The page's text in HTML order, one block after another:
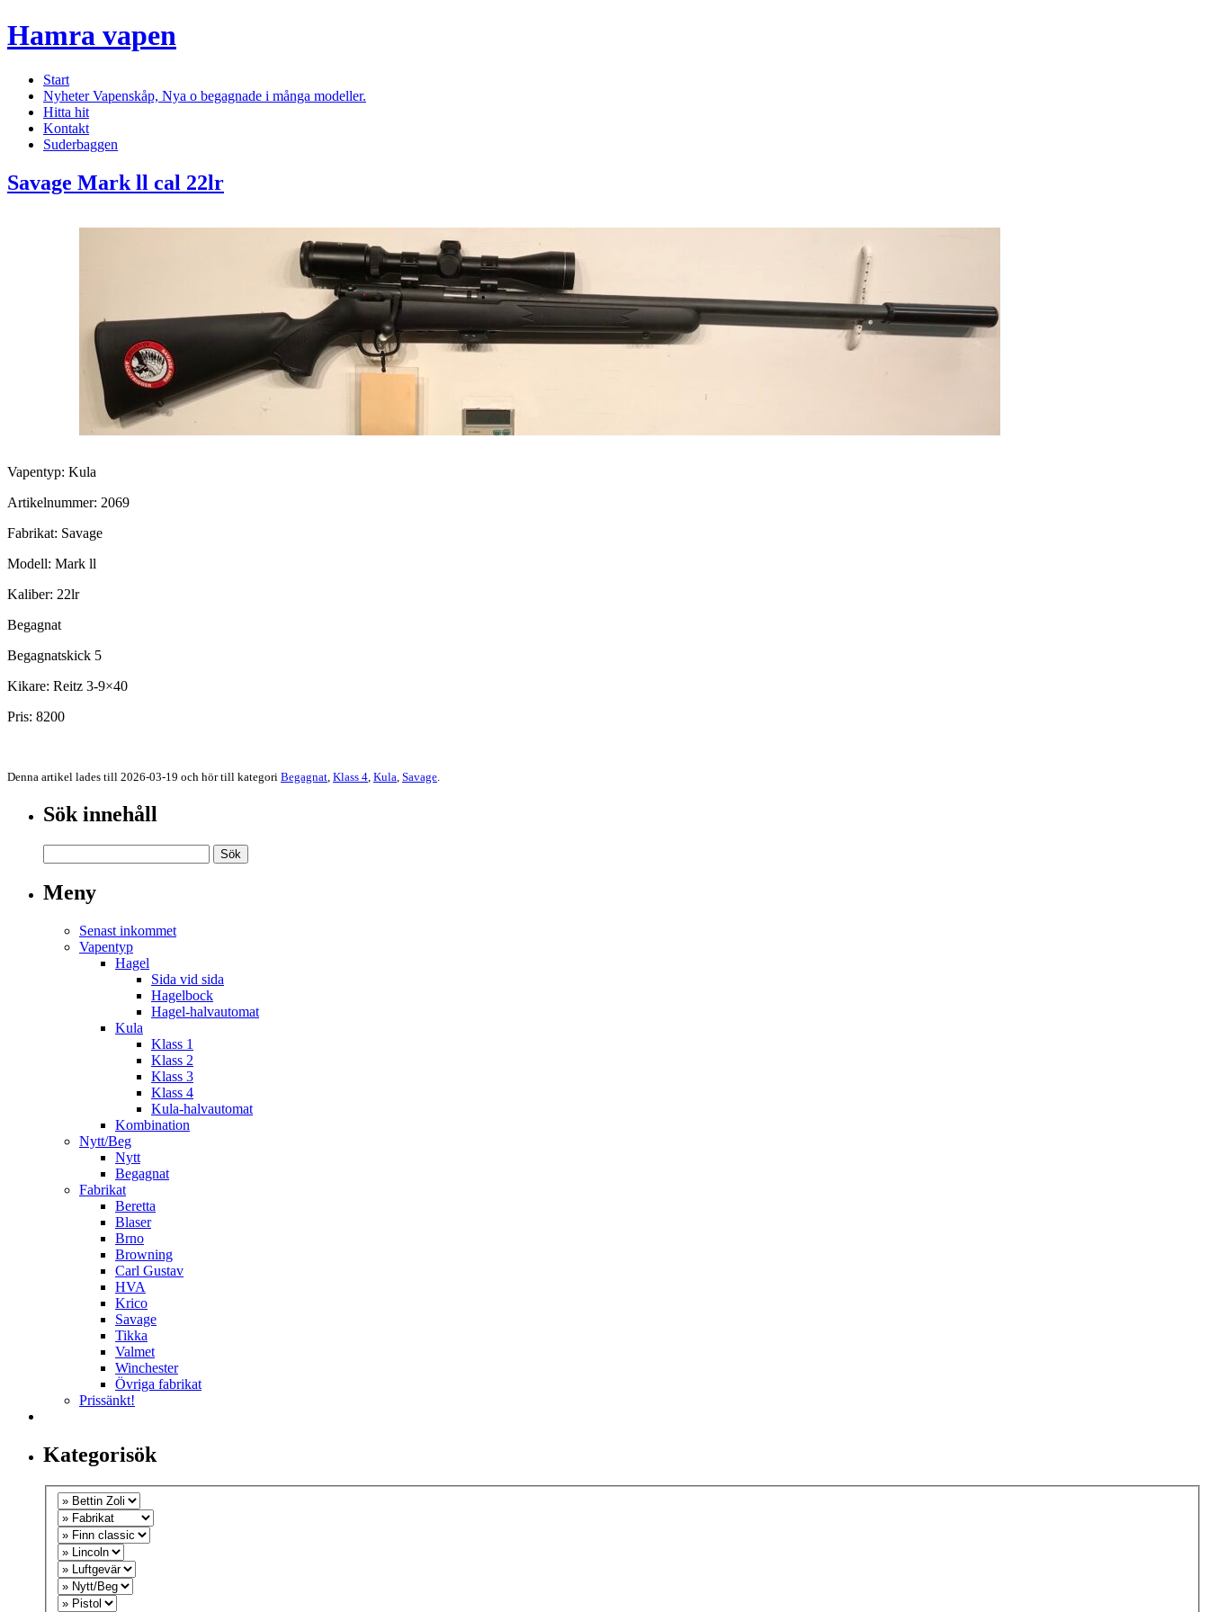
Hamra vapen
Start
Nyheter Vapenskåp, Nya o begagnade i många modeller.
Hitta hit
Kontakt
Suderbaggen
Savage Mark ll cal 22lr
Vapentyp: Kula
Artikelnummer: 2069
Fabrikat: Savage
Modell: Mark ll
Kaliber: 22lr
Begagnat
Begagnatskick 5
Kikare: Reitz 3-9×40
Pris: 8200
Denna artikel lades till 2026-03-19 och hör till kategori Begagnat Klass 4 Kula Savage
Sök innehåll
Meny
Senast inkommet
Vapentyp
Hagel
Sida vid sida
Hagelbock
Hagel-halvautomat
Kula
Klass 1
Klass 2
Klass 3
Klass 4
Kula-halvautomat
Kombination
Nytt/Beg
Nytt
Begagnat
Fabrikat
Beretta
Blaser
Brno
Browning
Carl Gustav
HVA
Krico
Savage
Tikka
Valmet
Winchester
Övriga fabrikat
Prissänkt!
Kategorisök